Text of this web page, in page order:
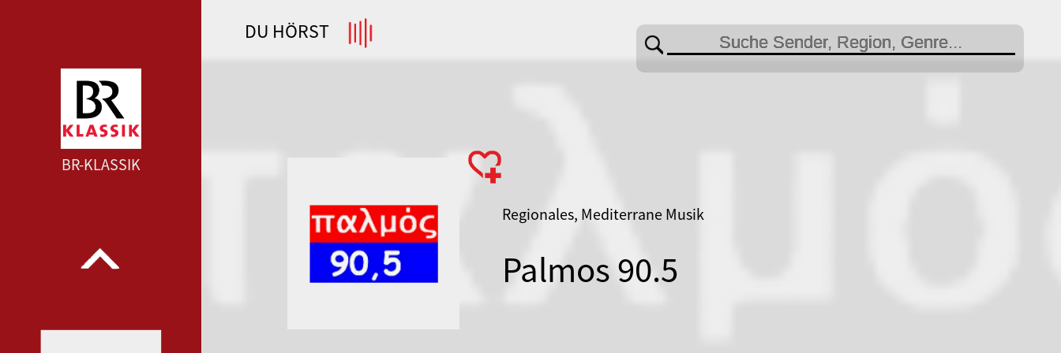
WDR 4 --- WDR 4 ---
BR-KLASSIK
DU HÖRST
Regionales, Mediterrane Musik
Palmos 90.5